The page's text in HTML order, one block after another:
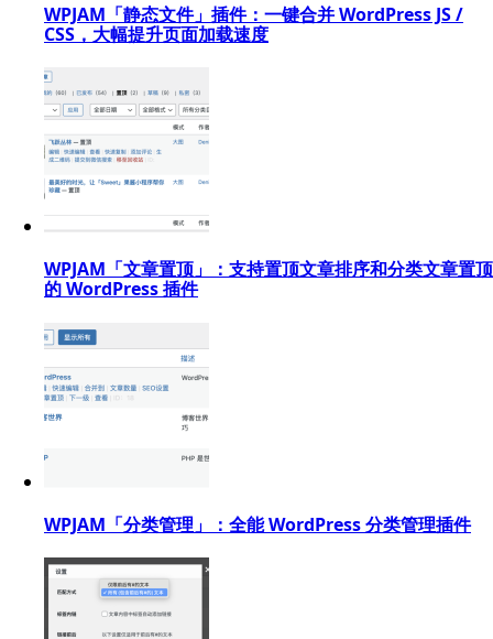
WPJAM「静态文件」插件：一键合并 WordPress JS /
CSS，大幅提升页面加载速度
WPJAM「文章置顶」：支持置顶文章排序和分类文章置顶
的 WordPress 插件
WPJAM「分类管理」：全能 WordPress 分类管理插件